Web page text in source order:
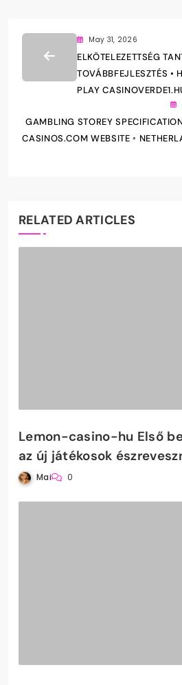
May 31, 2026
ELKÖTELEZETTSÉG
TOVÁBBFEJLESZTÉS •
PLAY
GAMBLING STOREY
CASINOS.COM WEBSITE ◦
RELATED ARTICLES
Lemon-casino-hu Első
az új játékosok
Mai 0